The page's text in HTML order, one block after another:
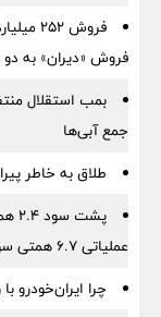
فروش
فروش «دیران» به
بمب استقلال
جمع آبی‌ها
طلاق به خاطر
عملیاتی ۶.۷ همتی سود ساخت
چرا ایران‌خودرو با رشد ۲۴ درصدی فروش، ۲۲.۵